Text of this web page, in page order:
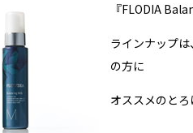
『FLODIA
ラインナップ
の方に
オススメのと